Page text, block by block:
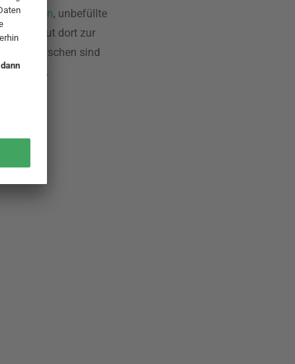
Töpfen, unbefüllte
gut dort zur
Couchtischen sind
perfekt.